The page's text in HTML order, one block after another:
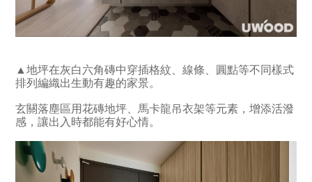
▲地坪在灰白六角磚中穿插格紋、線條、圓點等不同樣式
排列編織出生動有趣的家景。
玄關落塵區用花磚地坪、馬卡龍吊衣架等元素，增添活潑
感，讓出入時都能有好心情。